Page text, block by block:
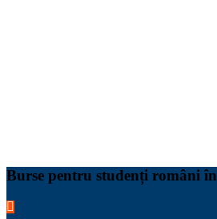
Burse pentru studenți români